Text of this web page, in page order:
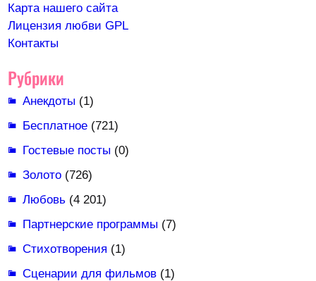
Карта нашего сайта
Лицензия любви GPL
Контакты
Рубрики
Анекдоты (1)
Бесплатное(721)
Гостевые посты (0)
Золото(726)
Любовь(4 201)
Партнерские программы (7)
Стихотворения (1)
Сценарии для фильмов(1)